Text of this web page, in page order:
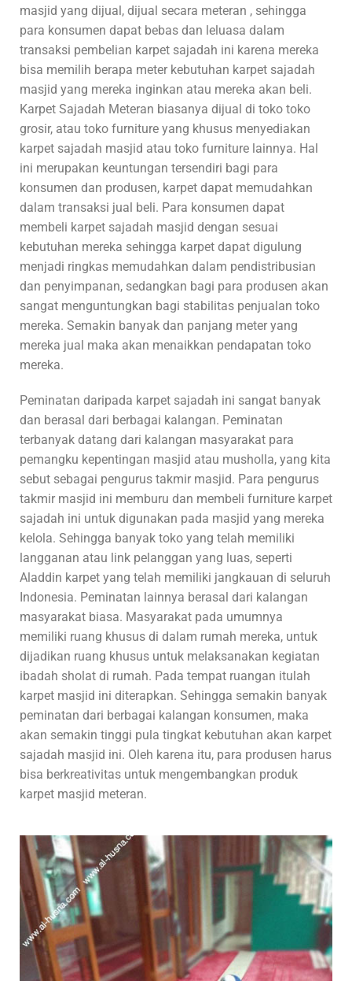
masjid yang dijual, dijual secara meteran , sehingga
para konsumen dapat bebas dan leluasa dalam
transaksi pembelian karpet sajadah ini karena mereka
bisa memilih berapa meter kebutuhan karpet sajadah
masjid yang mereka inginkan atau mereka akan beli.
Karpet Sajadah Meteran biasanya dijual di toko toko
grosir, atau toko furniture yang khusus menyediakan
karpet sajadah masjid atau toko furniture lainnya. Hal
ini merupakan keuntungan tersendiri bagi para
konsumen dan produsen, karpet dapat memudahkan
dalam transaksi jual beli. Para konsumen dapat
membeli karpet sajadah masjid dengan sesuai
kebutuhan mereka sehingga karpet dapat digulung
menjadi ringkas memudahkan dalam pendistribusian
dan penyimpanan, sedangkan bagi para produsen akan
sangat menguntungkan bagi stabilitas penjualan toko
mereka. Semakin banyak dan panjang meter yang
mereka jual maka akan menaikkan pendapatan toko
mereka.
Peminatan daripada karpet sajadah ini sangat banyak
dan berasal dari berbagai kalangan. Peminatan
terbanyak datang dari kalangan masyarakat para
pemangku kepentingan masjid atau musholla, yang kita
sebut sebagai pengurus takmir masjid. Para pengurus
takmir masjid ini memburu dan membeli furniture karpet
sajadah ini untuk digunakan pada masjid yang mereka
kelola. Sehingga banyak toko yang telah memiliki
langganan atau link pelanggan yang luas, seperti
Aladdin karpet yang telah memiliki jangkauan di seluruh
Indonesia. Peminatan lainnya berasal dari kalangan
masyarakat biasa. Masyarakat pada umumnya
memiliki ruang khusus di dalam rumah mereka, untuk
dijadikan ruang khusus untuk melaksanakan kegiatan
ibadah sholat di rumah. Pada tempat ruangan itulah
karpet masjid ini diterapkan. Sehingga semakin banyak
peminatan dari berbagai kalangan konsumen, maka
akan semakin tinggi pula tingkat kebutuhan akan karpet
sajadah masjid ini. Oleh karena itu, para produsen harus
bisa berkreativitas untuk mengembangkan produk
karpet masjid meteran.